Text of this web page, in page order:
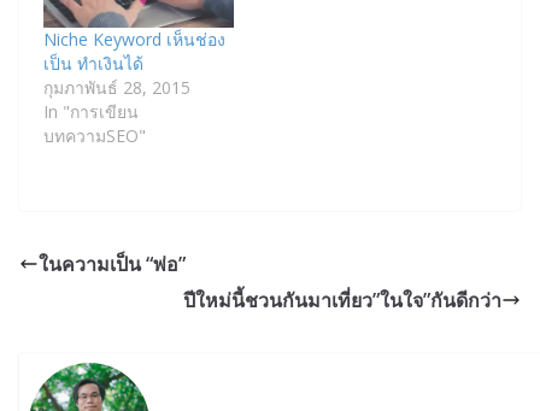
Niche Keyword เห็นช่อง
เป็น ทำเงินได้
กุมภาพันธ์ 28, 2015
In "การเขียน
บทความSEO"
ในความเป็น “พ่อ”
ปีใหม่นี้ชวนกันมาเที่ยว”ในใจ”กันดีกว่า